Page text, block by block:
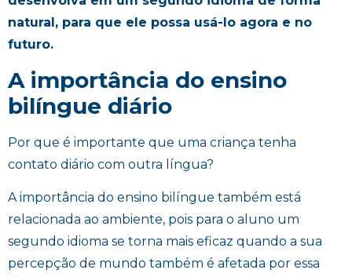
natural, para que ele possa usá-lo agora e no
futuro.
A importância do ensino
bilíngue diário
Por que é importante que uma criança tenha
contato diário com outra língua?
A importância do ensino bilíngue também está
relacionada ao ambiente, pois para o aluno um
segundo idioma se torna mais eficaz quando a sua
percepção de mundo também é afetada por essa